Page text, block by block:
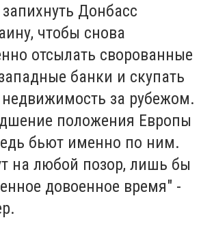
Донбасс
чтобы снова
отсылать сворованные
банки и скупать
за рубежом.
положения Европы
бьют именно по ним.
на любой позор, лишь бы
довоенное время" -